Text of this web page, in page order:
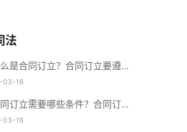
法
是合同订立？合同订立要遵守
原则？订立方式有哪些？
03-16
订立需要哪些条件？合同订立
同成立有什么不同？
03-16